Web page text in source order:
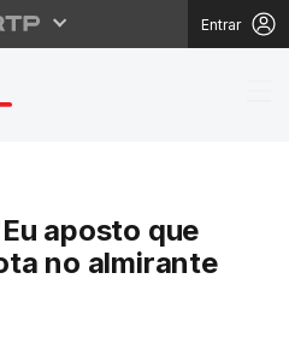
Entrar
"Eu
aposto que
no almirante